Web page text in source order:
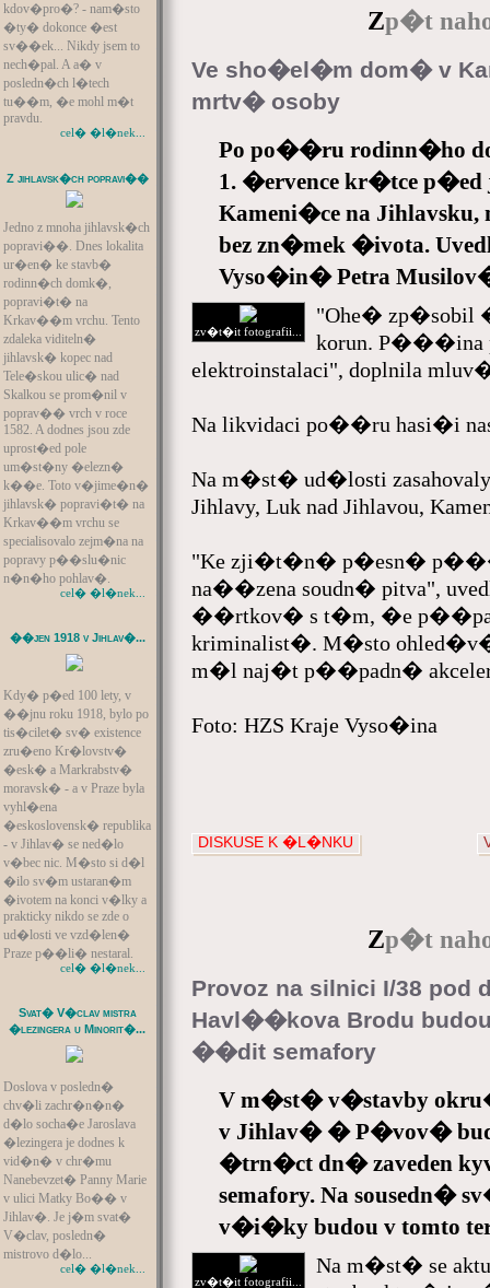
kdov�pro�? - nam�sto
�ty� dokonce �est
sv��ek... Nikdy jsem to
nech�pal. A a� v
posledn�ch l�tech
tu��m, �e mohl m�t
pravdu.
cel� �l�nek...
Z jihlavsk�ch popravi��
Jedno z mnoha jihlavsk�ch
popravi��. Dnes lokalita
ur�en� ke stavb�
rodinn�ch domk�,
popravi�t� na
Krkav��m vrchu. Tento
zdaleka viditeln�
jihlavsk� kopec nad
Tele�skou ulic� nad
Skalkou se prom�nil v
poprav�� vrch v roce
1582. A dodnes jsou zde
uprost�ed pole
um�st�ny �elezn�
k��e. Toto v�jime�n�
jihlavsk� popravi�t� na
Krkav��m vrchu se
specialisovalo zejm�na na
popravy p��slu�nic
n�n�ho pohlav�.
cel� �l�nek...
��jen 1918 v Jihlav�...
Kdy� p�ed 100 lety, v
��jnu roku 1918, bylo po
tis�cilet� sv� existence
zru�eno Kr�lovstv�
�esk� a Markrabstv�
moravsk� - a v Praze byla
vyhl�ena
�eskoslovensk� republika
- v Jihlav� se ned�lo
v�bec nic. M�sto si d�l
�ilo sv�m ustaran�m
�ivotem na konci v�lky a
prakticky nikdo se zde o
ud�losti ve vzd�len�
Praze p��li� nestaral.
cel� �l�nek...
Svat� V�clav mistra
�lezingera u Minorit�...
Doslova v posledn�
chv�li zachr�n�n�
d�lo socha�e Jaroslava
�lezingera je dodnes k
vid�n� v chr�mu
Nanebevzet� Panny Marie
v ulici Matky Bo�� v
Jihlav�. Je j�m svat�
V�clav, posledn�
mistrovo d�lo...
cel� �l�nek...
Zp�t
Ve sho�el�m dom� v
mrtv� osoby
Po po��ru rodinn�ho
1. �ervence kr�tce p�ed
Kameni�ce na
bez zn�mek �ivota.
Vyso�in� Petra
zv�t�it fotografii...
"Ohe� zp�sobil
korun. P���ina
elektroinstalaci", doplnila
Na likvidaci po��ru hasi�i
Na m�st� ud�losti
Jihlavy, Luk nad Jihlavou,
"Ke zji�t�n� p�esn�
na��zena soudn� pitva",
��rtkov� s t�m, �e
kriminalist�. M�sto
m�l naj�t p��padn�
Foto: HZS Kraje Vyso�ina
DISKUSE K �L�NKU
Zp�t
Provoz na silnici I/38
Havl��kova Brodu
��dit semafory
V m�st� v�stavby
v Jihlav� � P�vov�
�trn�ct dn� zaveden
semafory. Na
v�i�ky budou v tomto
zv�t�it fotografii...
Na m�st� se